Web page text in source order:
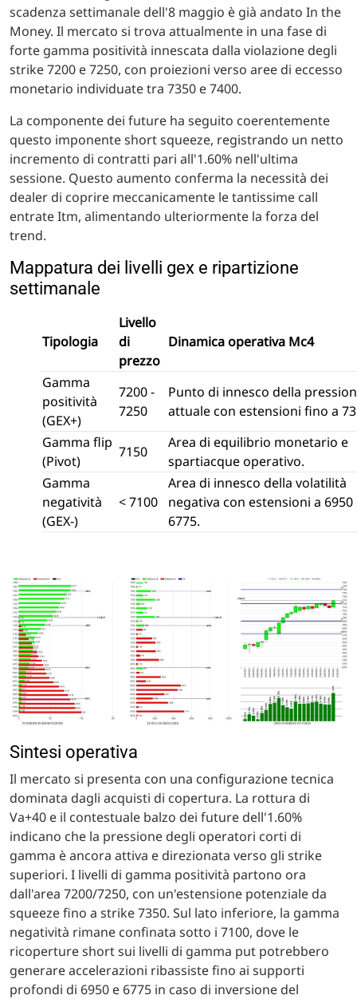
scadenza settimanale dell'8 maggio è già andato In the
Money. Il mercato si trova attualmente in una fase di
forte gamma positività innescata dalla violazione degli
strike 7200 e 7250, con proiezioni verso aree di eccesso
monetario individuate tra 7350 e 7400.
La componente dei future ha seguito coerentemente
questo imponente short squeeze, registrando un netto
incremento di contratti pari all'1.60% nell'ultima
sessione. Questo aumento conferma la necessità dei
dealer di coprire meccanicamente le tantissime call
entrate Itm, alimentando ulteriormente la forza del
trend.
Mappatura dei livelli gex e ripartizione
settimanale
Tipologia
Livello
di
prezzo
Dinamica operativa Mc4
Gamma
positività
(GEX+)
7200 -
7250
Punto di innesco della
attuale con estensioni fino a
Gamma flip
(Pivot)
7150
Area di equilibrio monetario e
spartiacque operativo.
Gamma
negatività
(GEX-)
< 7100
Area di innesco della volatilità
negativa con estensioni a 6950
6775.
Sintesi operativa
Il mercato si presenta con una configurazione tecnica
dominata dagli acquisti di copertura. La rottura di
Va+40 e il contestuale balzo dei future dell'1.60%
indicano che la pressione degli operatori corti di
gamma è ancora attiva e direzionata verso gli strike
superiori. I livelli di gamma positività partono ora
dall'area 7200/7250, con un'estensione potenziale da
squeeze fino a strike 7350. Sul lato inferiore, la gamma
negatività rimane confinata sotto i 7100, dove le
ricoperture short sui livelli di gamma put potrebbero
generare accelerazioni ribassiste fino ai supporti
profondi di 6950 e 6775 in caso di inversione del